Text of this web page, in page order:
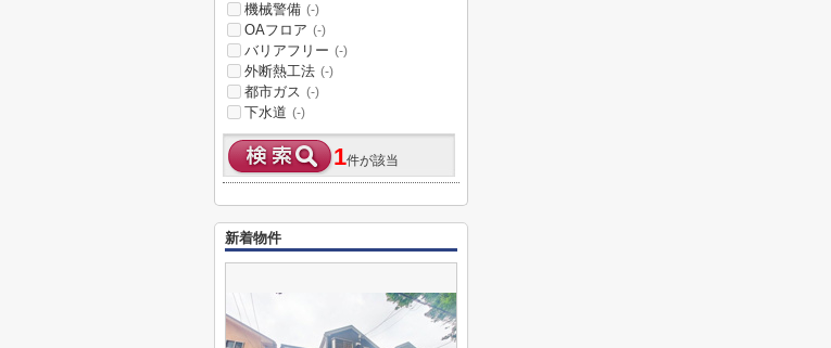
機械警備 (-)
OAフロア (-)
バリアフリー (-)
外断熱工法 (-)
都市ガス (-)
下水道 (-)
1件が該当
新着物件